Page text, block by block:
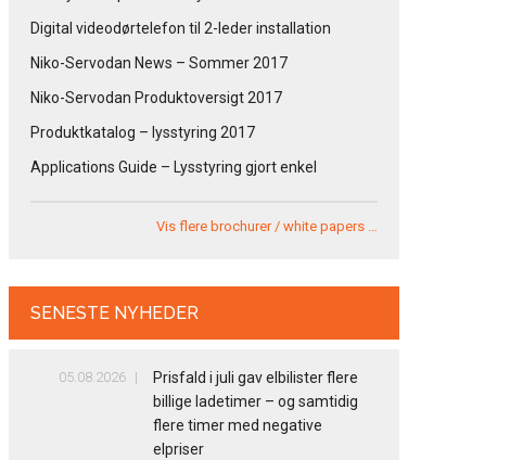
Digital videodørtelefon til 2-leder installation
Niko-Servodan News – Sommer 2017
Niko-Servodan Produktoversigt 2017
Produktkatalog – lysstyring 2017
Applications Guide – Lysstyring gjort enkel
Vis flere brochurer / white papers …
SENESTE NYHEDER
05.08.2026
Prisfald i juli gav elbilister flere
billige ladetimer – og samtidig
flere timer med negative
elpriser